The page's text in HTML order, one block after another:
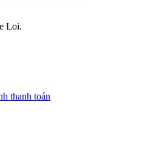
Loi.
thanh toán